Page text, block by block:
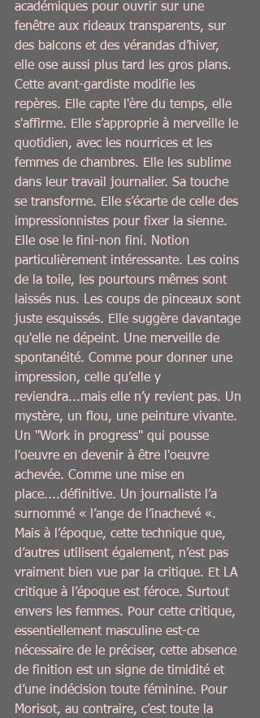
académiques pour ouvrir sur une
fenêtre aux rideaux transparents, sur
des balcons et des vérandas d’hiver,
elle ose aussi plus tard les gros plans.
Cette avant-gardiste modifie les
repères. Elle capte l'ère du temps, elle
s'affirme. Elle s’approprie à merveille le
quotidien, avec les nourrices et les
femmes de chambres. Elle les sublime
dans leur travail journalier. Sa touche
se transforme. Elle s’écarte de celle des
impressionnistes pour fixer la sienne.
Elle ose le fini-non fini. Notion
particulièrement intéressante. Les coins
de la toile, les pourtours mêmes sont
laissés nus. Les coups de pinceaux sont
juste esquissés. Elle suggère davantage
qu'elle ne dépeint. Une merveille de
spontanéité. Comme pour donner une
impression, celle qu’elle y
reviendra...mais elle n’y revient pas. Un
mystère, un flou, une peinture vivante.
Un ''Work in progress'' qui pousse
l'oeuvre en devenir à être l'oeuvre
achevée. Comme une mise en
place....définitive. Un journaliste l’a
surnommé « l’ange de l’inachevé «.
Mais à l’époque, cette technique que,
d’autres utilisent également, n’est pas
vraiment bien vue par la critique. Et LA
critique à l’époque est féroce. Surtout
envers les femmes. Pour cette critique,
essentiellement masculine est-ce
nécessaire de le préciser, cette absence
de finition est un signe de timidité et
d’une indécision toute féminine. Pour
Morisot, au contraire, c’est toute la